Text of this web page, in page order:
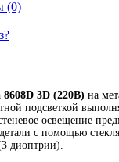
(0)
3D (220B) на
подсветкой
освещение
с помощью
диоптрии).